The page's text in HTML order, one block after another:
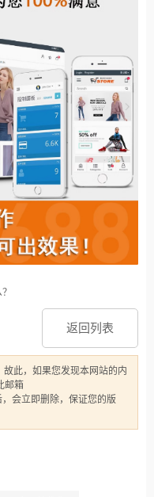
返回列表
此，如果您发现本网站的内
邮箱
会立即删除，保证您的版